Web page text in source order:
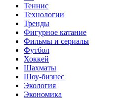
Теннис
Технологии
Тренды
Фигурное катание
Фильмы и сериалы
Футбол
Хоккей
Шахматы
Шоу-бизнес
Экология
Экономика